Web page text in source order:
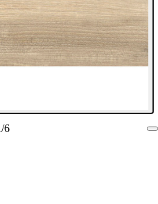
/6